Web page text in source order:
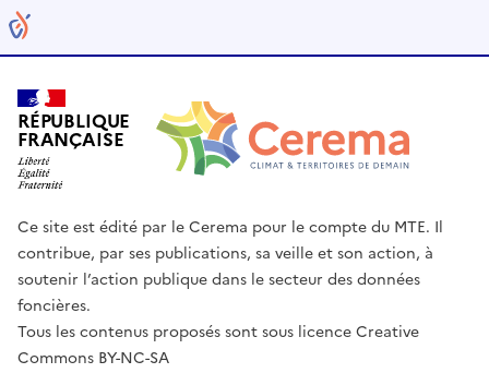
RÉPUBLIQUE
FRANÇAISE
Ce site est édité par le Cerema pour le compte du MTE. Il
contribue, par ses publications, sa veille et son action, à
soutenir l’action publique dans le secteur des données
foncières.
Tous les contenus proposés sont sous licence Creative
Commons BY-NC-SA